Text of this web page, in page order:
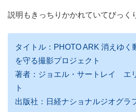
説明もきっちりかかれていてびっく
タイトル：PHOTO ARK 消えゆく
を守る撮影プロジェクト
著者：ジョエル・サートレイ エ
ト
出版社：日経ナショナルジオグラ